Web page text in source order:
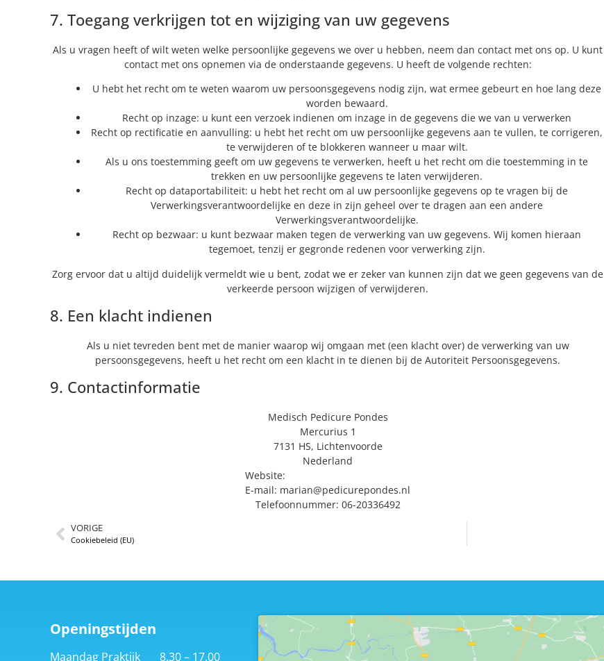
7. Toegang verkrijgen tot en wijziging van uw gegevens
Als u vragen heeft of wilt weten welke persoonlijke gegevens we over u hebben, neem dan contact met ons op. U kunt
contact met ons opnemen via de onderstaande gegevens. U heeft de volgende rechten:
U hebt het recht om te weten waarom uw persoonsgegevens nodig zijn, wat ermee gebeurt en hoe lang deze
worden bewaard.
Recht op inzage: u kunt een verzoek indienen om inzage in de gegevens die we van u verwerken
Recht op rectificatie en aanvulling: u hebt het recht om uw persoonlijke gegevens aan te vullen, te corrigeren,
te verwijderen of te blokkeren wanneer u maar wilt.
Als u ons toestemming geeft om uw gegevens te verwerken, heeft u het recht om die toestemming in te
trekken en uw persoonlijke gegevens te laten verwijderen.
Recht op dataportabiliteit: u hebt het recht om al uw persoonlijke gegevens op te vragen bij de
Verwerkingsverantwoordelijke en deze in zijn geheel over te dragen aan een andere
Verwerkingsverantwoordelijke.
Recht op bezwaar: u kunt bezwaar maken tegen de verwerking van uw gegevens. Wij komen hieraan
tegemoet, tenzij er gegronde redenen voor verwerking zijn.
Zorg ervoor dat u altijd duidelijk vermeldt wie u bent, zodat we er zeker van kunnen zijn dat we geen gegevens van de
verkeerde persoon wijzigen of verwijderen.
8. Een klacht indienen
Als u niet tevreden bent met de manier waarop wij omgaan met (een klacht over) de verwerking van uw
persoonsgegevens, heeft u het recht om een klacht in te dienen bij de Autoriteit Persoonsgegevens.
9. Contactinformatie
Medisch Pedicure Pondes
Mercurius 1
7131 HS, Lichtenvoorde
Nederland
Website:
E-mail: marian@pedicurepondes.nl
Telefoonnummer: 06-20336492
VORIGE
Cookiebeleid (EU)
Openingstijden
Maandag Praktijk 8.30 – 17.00